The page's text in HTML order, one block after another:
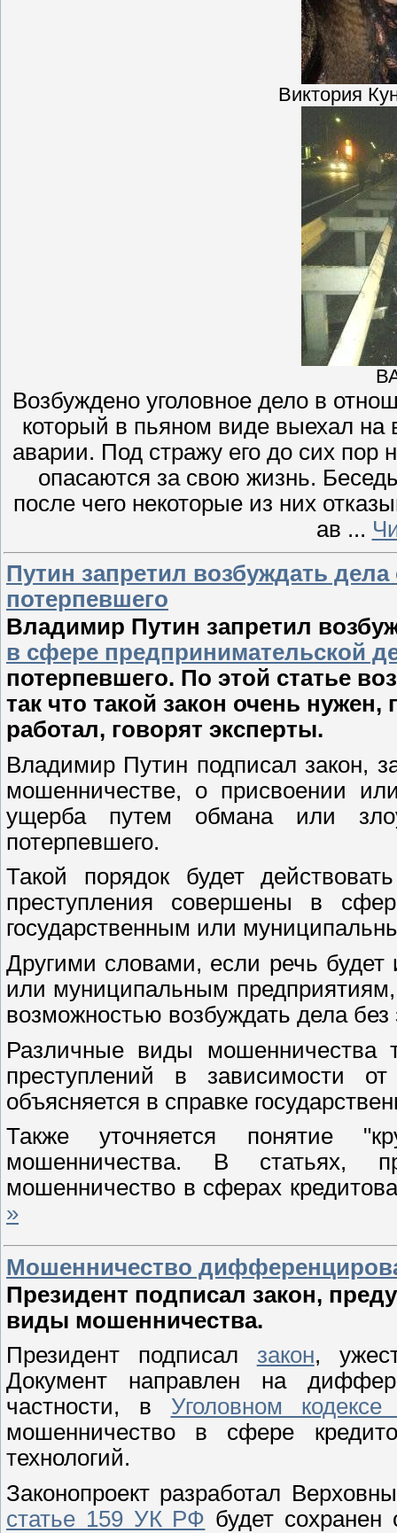
Виктория
Возбуждено уголовное дело в
который в пьяном виде выехал на
аварии. Под стражу его до сих пор
опасаются за свою жизнь.
после чего некоторые из них
ав ...
Путин запретил возбуждать
потерпевшего
Владимир Путин запретил
в сфере предпринимательской
потерпевшего. По этой статье
так что такой закон очень
работал, говорят эксперты.
Владимир Путин подписал закон,
мошенничестве, о присвоении
ущерба путем обмана или
потерпевшего.
Такой порядок будет
преступления совершены в
государственным или
Другими словами, если речь будет
или муниципальным
возможностью возбуждать дела
Различные виды мошенничества
преступлений в зависимости
объясняется в справке
Также уточняется понятие
мошенничества. В статьях,
мошенничество в сферах
»
Мошенничество
Президент подписал закон,
виды мошенничества.
Президент подписал закон,
Документ направлен на
частности, в Уголовном
мошенничество в сфере
технологий.
Законопроект разработал
статье 159 УК РФ будет